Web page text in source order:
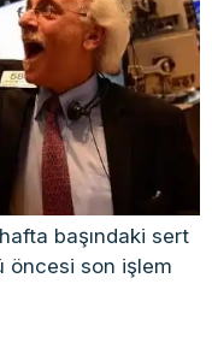
başındaki sert
öncesi son işlem